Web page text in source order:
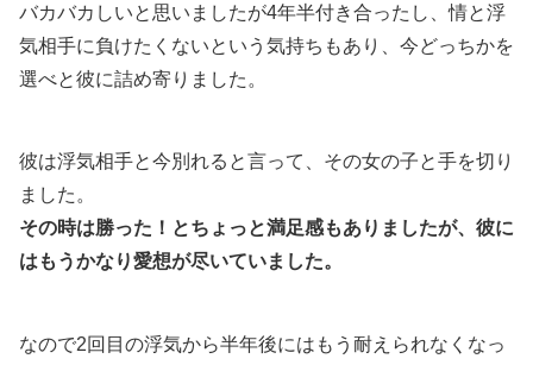
バカバカしいと思いましたが4年半付き合ったし、情と浮
気相手に負けたくないという気持ちもあり、今どっちかを
選べと彼に詰め寄りました。
彼は浮気相手と今別れると言って、その女の子と手を切り
ました。
その時は勝った！とちょっと満足感もありましたが、彼に
はもうかなり愛想が尽いていました。
なので2回目の浮気から半年後にはもう耐えられなくなっ